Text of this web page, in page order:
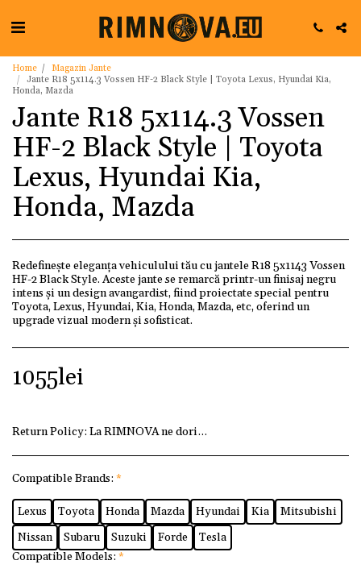
Home
Magazin Jante
Jante R18 5x114.3 Vossen HF-2 Black Style | Toyota Lexus, Hyundai Kia,
Honda, Mazda
Jante R18 5x114.3 Vossen
HF-2 Black Style | Toyota
Lexus, Hyundai Kia,
Honda, Mazda
Redefinește eleganța vehiculului tău cu jantele R18 5x1143 Vossen
HF-2 Black Style. Aceste jante se remarcă printr-un finisaj negru
intens și un design avangardist, fiind proiectate special pentru
Toyota, Lexus, Hyundai, Kia, Honda, Mazda, etc, oferind un
upgrade vizual modern și sofisticat.
1055lei
Return Policy: La RIMNOVA ne dorim ca fiecare client
Compatible Brands: *
Lexus Toyota Honda Mazda Hyundai Kia
Mitsubishi
Nissan
Subaru Suzuki Forde
Tesla
Compatible Models: *